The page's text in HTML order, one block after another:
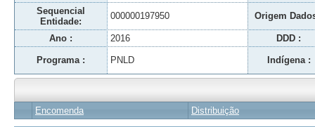
Sequencial
Entidade:
000000197950 Origem
Ano : 2016 DDD :
Programa : PNLD Indígena :
Encomenda Distribuição